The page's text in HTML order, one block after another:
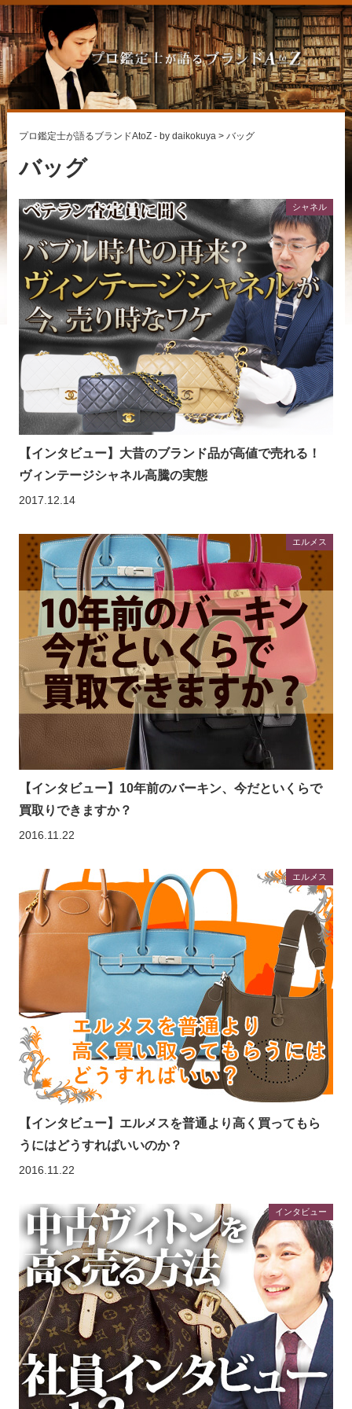
プロ鑑定士が語るブランドAtoZ - by daikokuya> バッグ
バッグ
シャネル
【インタビュー】大昔のブランド品が高値で売れる！
ヴィンテージシャネル高騰の実態
2017.12.14
エルメス
【インタビュー】10年前のバーキン、今だといくらで
買取りできますか？
2016.11.22
エルメス
【インタビュー】エルメスを普通より高く買ってもら
うにはどうすればいいのか？
2016.11.22
インタビュー